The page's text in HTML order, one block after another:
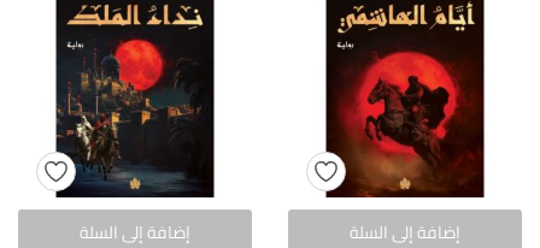
تذكر بياناتي
إضافة إلى السلة
إضافة إلى السلة